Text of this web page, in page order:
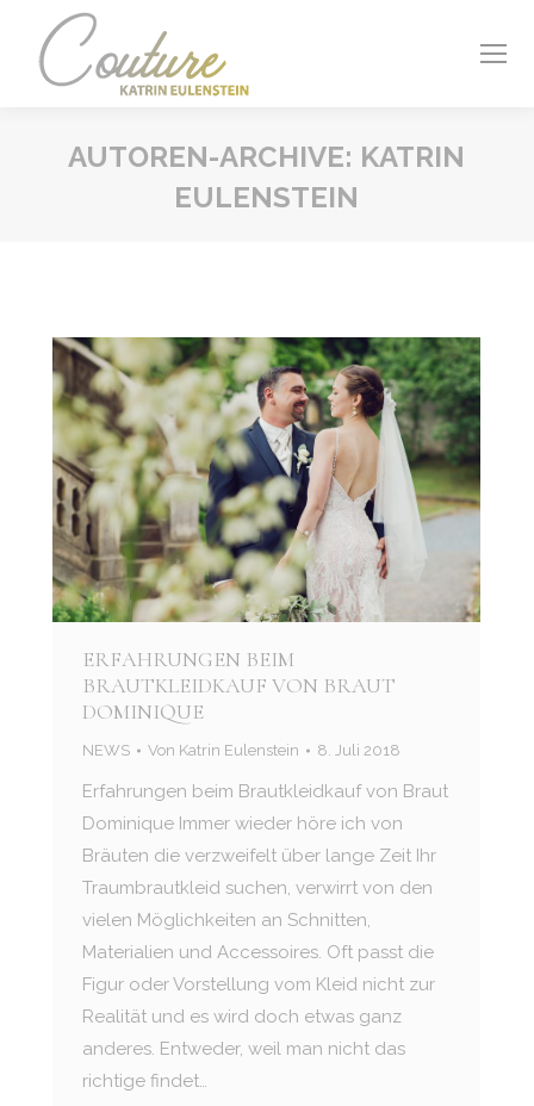
AUTOREN-ARCHIVE: KATRIN
EULENSTEIN
ERFAHRUNGEN BEIM
BRAUTKLEIDKAUF VON BRAUT
DOMINIQUE
NEWS Von Katrin Eulenstein 8. Juli 2018
Erfahrungen beim Brautkleidkauf von Braut
Dominique Immer wieder höre ich von
Bräuten die verzweifelt über lange Zeit Ihr
Traumbrautkleid suchen, verwirrt von den
vielen Möglichkeiten an Schnitten,
Materialien und Accessoires. Oft passt die
Figur oder Vorstellung vom Kleid nicht zur
Realität und es wird doch etwas ganz
anderes. Entweder, weil man nicht das
richtige findet…